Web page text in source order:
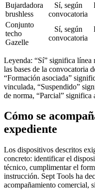
Bujardadora
brushless
Sí, según
convocatoria
Conjunto
techo
Gazelle
Sí, según
convocatoria
Leyenda: “Sí” significa
las bases de la convocatoria
“Formación asociada”
vinculada, “Suspendido”
de norma, “Parcial” significa
Cómo se
expediente
Los dispositivos descritos
concreto: identificar el
técnico, cumplimentar el
instrucción. Sept Tools ha
acompañamiento comercial,